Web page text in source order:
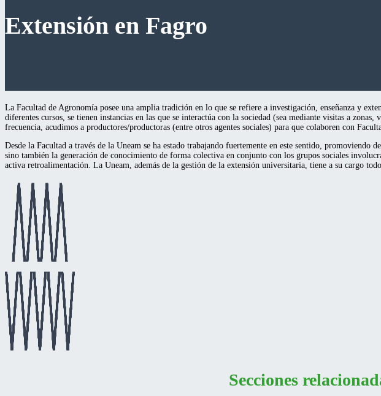
Extensión en Fagro
La Facultad de Agronomía posee una amplia tradición en lo que se refiere a investigación, enseñanza y
diferentes cursos, se tienen instancias en las que se interactúa con la sociedad (sea mediante visitas a
frecuencia, acudimos a productores/productoras (entre otros agentes sociales) para que colaboren con
Desde la Facultad a través de la Uneam se ha estado trabajando fuertemente en este sentido,
sino también la generación de conocimiento de forma colectiva en conjunto con los grupos sociales
activa retroalimentación. La Uneam, además de la gestión de la extensión universitaria, tiene a su cargo
Secciones